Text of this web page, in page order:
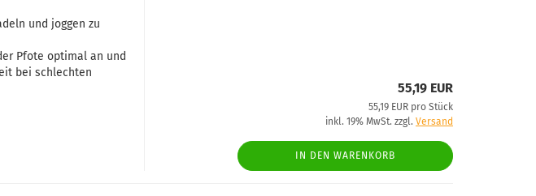
und joggen zu
Pfote optimal an und
bei schlechten
55,19 EUR
55,19 EUR pro Stück
inkl. 19% MwSt. zzgl. Versand
IN DEN WARENKORB